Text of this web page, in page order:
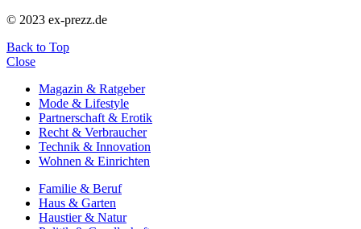
© 2023 ex-prezz.de
Back to Top
Close
Magazin & Ratgeber
Mode & Lifestyle
Partnerschaft & Erotik
Recht & Verbraucher
Technik & Innovation
Wohnen & Einrichten
Familie & Beruf
Haus & Garten
Haustier & Natur